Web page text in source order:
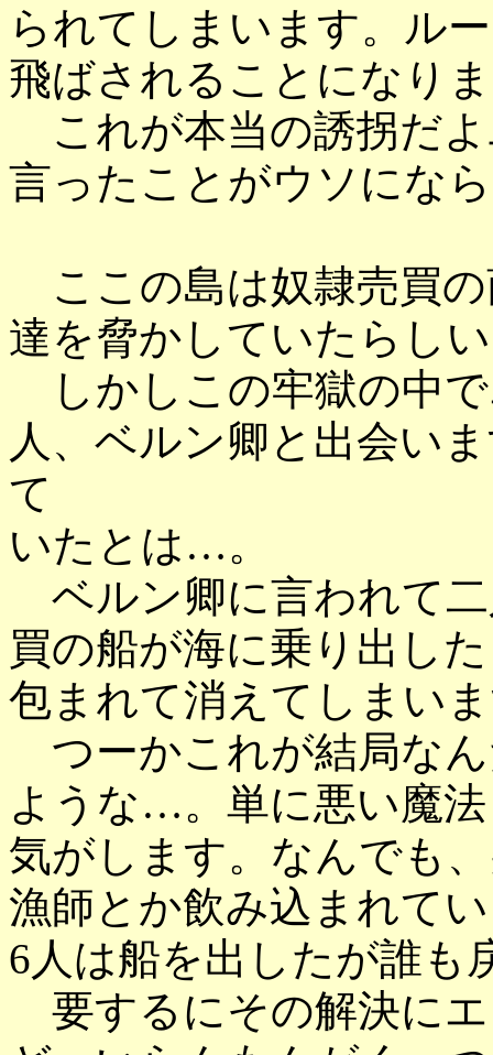
られてしまいます。ル
飛ばされることになり
これが本当の誘拐だ
言ったことがウソにな
ここの島は奴隷売買
達を脅かしていたらし
しかしこの牢獄の中
人、ベルン卿と出会い
て
いたとは…。
ベルン卿に言われて
買の船が海に乗り出し
包まれて消えてしまい
つーかこれが結局な
ような…。単に悪い魔
気がします。なんでも
漁師とか飲み込まれて
6人は船を出したが誰も
要するにその解決に